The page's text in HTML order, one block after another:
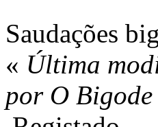
Saudações
« Última
por O